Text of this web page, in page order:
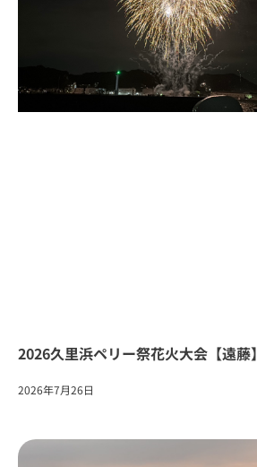
2026久里浜ペリー祭花火大会【遠藤】
2026年7月26日